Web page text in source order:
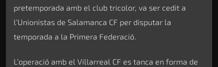
pretemporada amb el club tricolor, va ser cedit a
l’Unionistas de Salamanca CF per disputar la
temporada a la Primera Federació.
L’operació amb el Villarreal CF es tanca en forma de